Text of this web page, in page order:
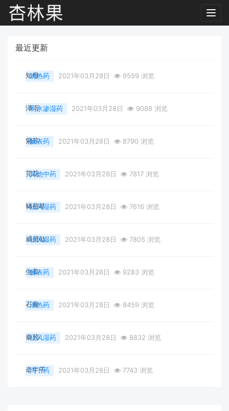
最近更新
知母
清热药 2021年03月28日 9599 浏览
泽泻
利水渗湿药 2021年03月28日 9088 浏览
紫苏
解表药 2021年03月28日 8790 浏览
芫花
其他中药 2021年03月28日 7817 浏览
豨莶草
祛风湿药 2021年03月28日 7616 浏览
威灵仙
祛风湿药 2021年03月28日 7805 浏览
生姜
解表药 2021年03月28日 9283 浏览
石膏
清热药 2021年03月28日 8459 浏览
秦艽
祛风湿药 2021年03月28日 8832 浏览
牵牛子
泻下药 2021年03月28日 7743 浏览